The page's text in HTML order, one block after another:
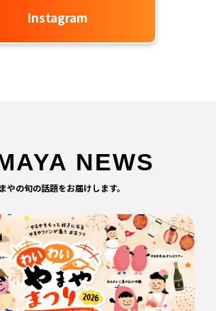
Instagram
NEWS
やの旬の話題をお届けします。